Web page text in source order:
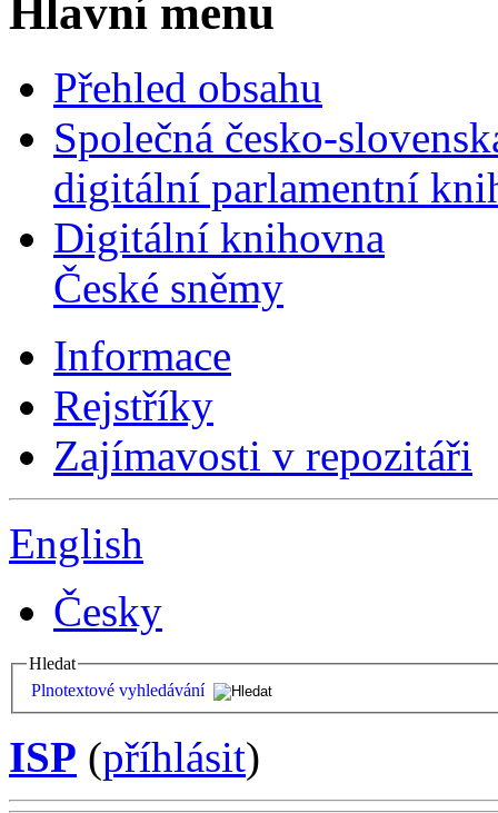
Hlavní menu
Přehled obsahu
Společná česko-
digitální parlamentní
Digitální knihovna
České sněmy
Informace
Rejstříky
Zajímavosti v repozitáři
English
Česky
Hledat
Plnotextové vyhledávání
ISP (příhlásit)